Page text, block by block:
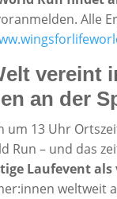
Alle
vereint
an der
um 13 Uhr
Run – und das
Laufevent
weltweit